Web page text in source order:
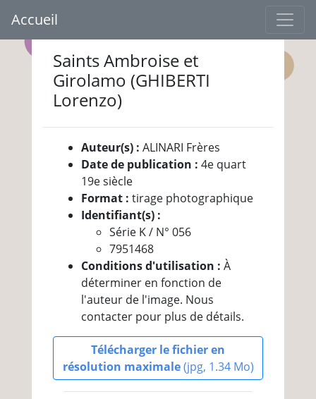
Accueil
Saints Ambroise et
Girolamo (GHIBERTI
Lorenzo)
Auteur(s) : ALINARI Frères
Date de publication : 4e quart
19e siècle
Format : tirage photographique
Identifiant(s) :
Série K / N° 056
7951468
Conditions d'utilisation : À
déterminer en fonction de
l'auteur de l'image. Nous
contacter pour plus de détails.
Télécharger le fichier en
résolution maximale(jpg, 1.34 Mo)